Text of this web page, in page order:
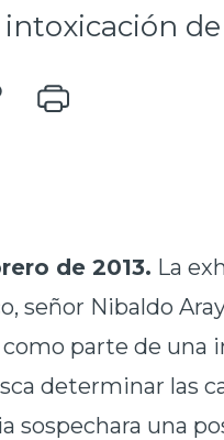
de 2013. La
señor Nibaldo
como parte de una
determinar las
sospechara una